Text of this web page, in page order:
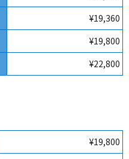
¥19,360
¥19,800
¥22,800
¥19,800